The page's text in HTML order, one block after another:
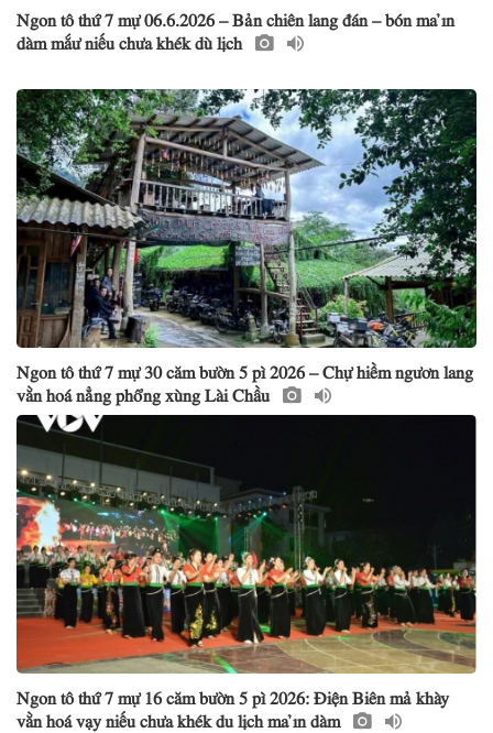
Ngon tô thứ 7 mự 06.6.2026 – Bản chiên lang đán – bón ma ỉn
dàm mắư niếu chưa khék dù lịch
Ngon tô thứ 7 mự 30 căm bườn 5 pì 2026 – Chự hiềm ngươn lang
vằn hoá nẳng phổng xùng Lài Chầu
Ngon tô thứ 7 mự 16 căm bườn 5 pì 2026: Điện Biên mả khày
vằn hoá vạy niếu chưa khék du lịch ma ỉn dàm